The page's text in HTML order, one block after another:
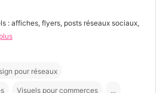
: affiches, flyers, posts réseaux sociaux,
pour réseaux
Visuels pour commerces ...